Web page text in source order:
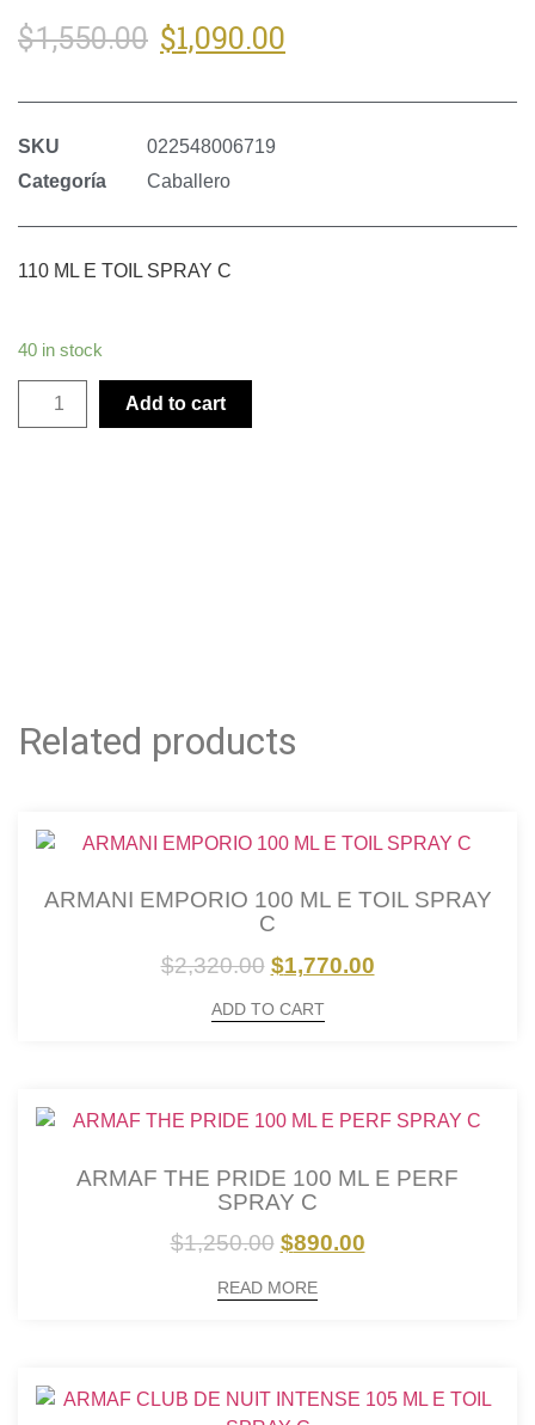
$1,550.00 $1,090.00
SKU
022548006719
Categoría
Caballero
110 ML E TOIL SPRAY C
40 in stock
Add to cart
Related products
ARMANI EMPORIO 100 ML E TOIL SPRAY
C
$2,320.00 $1,770.00
ADD TO CART
ARMAF THE PRIDE 100 ML E PERF
SPRAY C
$1,250.00 $890.00
READ MORE